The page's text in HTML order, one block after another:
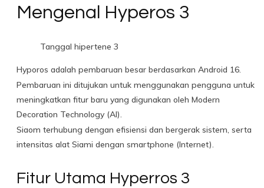
Mengenal Hyperos 3
Tanggal hipertene 3
Hyporos adalah pembaruan besar berdasarkan Android 16.
Pembaruan ini ditujukan untuk menggunakan pengguna untuk
meningkatkan fitur baru yang digunakan oleh Modern
Decoration Technology (AI).
Siaom terhubung dengan efisiensi dan bergerak sistem, serta
intensitas alat Siami dengan smartphone (Internet).
Fitur Utama Hyperros 3